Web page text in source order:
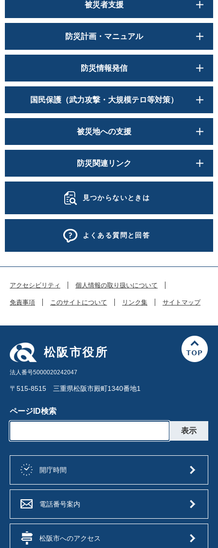
被災者支援
防災計画・マニュアル
防災情報発信
国民保護（武力攻撃・大規模テロ等対策）
被災地への支援
防災関連リンク
見つからないときは
よくある質問と回答
アクセシビリティ 個人情報の取り扱いについて
免責事項 このサイトについて リンク集 サイトマップ
松阪市役所
法人番号5000020242047
〒515-8515 三重県松阪市殿町1340番地1
ページID検索
開庁時間
電話番号案内
松阪市へのアクセス